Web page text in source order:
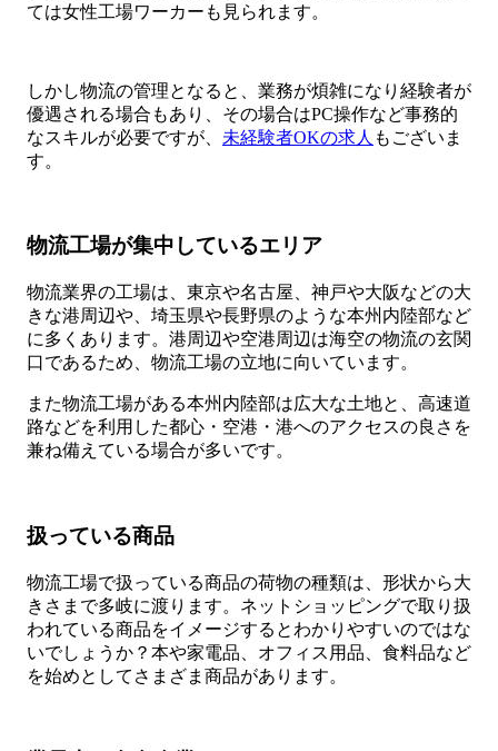
ては女性工場ワーカーも見られます。
しかし物流の管理となると、業務が煩雑になり経験者が
優遇される場合もあり、その場合はPC操作など事務的
なスキルが必要ですが、 未経験者OKの求人 もございま
す。
物流工場が集中しているエリア
物流業界の工場は、東京や名古屋、神戸や大阪などの大
きな港周辺や、埼玉県や長野県のような本州内陸部など
に多くあります。港周辺や空港周辺は海空の物流の玄関
口であるため、物流工場の立地に向いています。
また物流工場がある本州内陸部は広大な土地と、高速道
路などを利用した都心・空港・港へのアクセスの良さを
兼ね備えている場合が多いです。
扱っている商品
物流工場で扱っている商品の荷物の種類は、形状から大
きさまで多岐に渡ります。ネットショッピングで取り扱
われている商品をイメージするとわかりやすいのではな
いでしょうか？本や家電品、オフィス用品、食料品など
を始めとしてさまざま商品があります。